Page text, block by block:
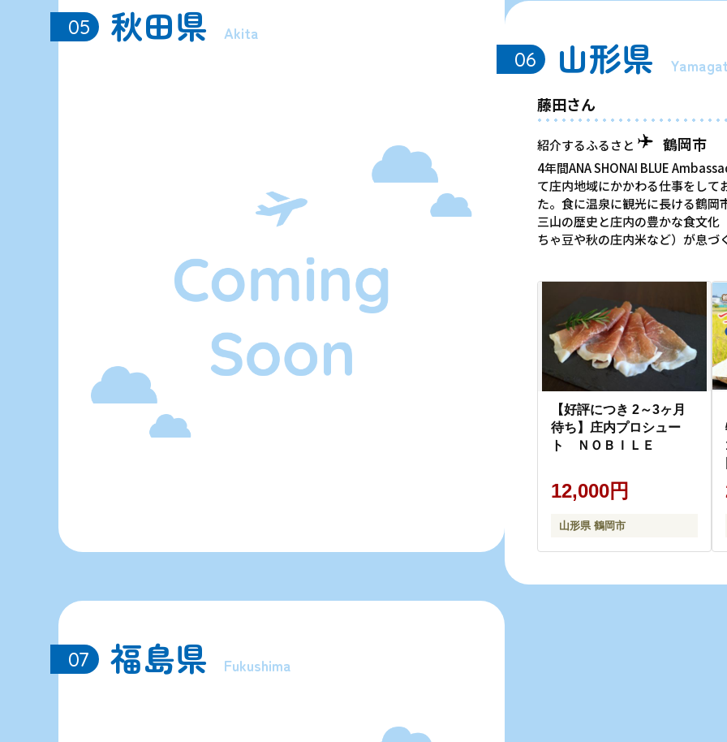
05 秋田県 Akita
06 山形県
藤田さん
紹介するふるさと 鶴岡市
4年間ANA SHONAI BLUE
て庄内地域にかかわる仕事をして
た。食に温泉に観光に長ける鶴岡
三山の歴史と庄内の豊かな食文化
ちゃ豆や秋の庄内米など）が息づ
【好評につき 2～3ヶ月
待ち】庄内プロシュー
ト ＮＯＢＩＬＥ
12,000円
山形県 鶴岡市
07 福島県 Fukushima